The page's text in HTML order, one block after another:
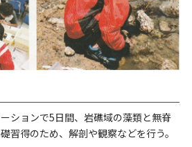
ションで5日間、岩礁域の藻類と無脊
習得のため、解剖や観察などを行う。